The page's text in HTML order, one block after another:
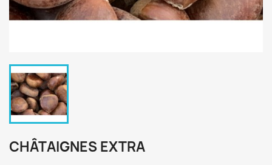
CHÂTAIGNES EXTRA